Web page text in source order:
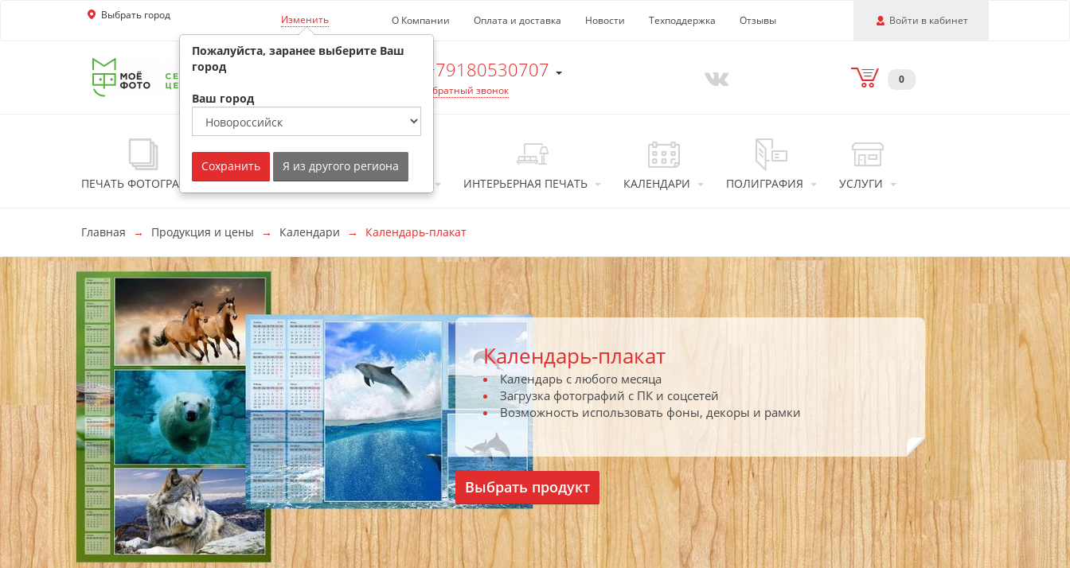
Перейти к основной информации
Выбрать город Изменить О Компании Оплата и доставка Новости Техподдержка Отзывы Войти в кабинет
+79180530707
Обратный звонок
0
ПЕЧАТЬ ФОТОГРАФИЙ ФОТОКНИГИ ФОТОСУВЕНИРЫ ИНТЕРЬЕРНАЯ ПЕЧАТЬ КАЛЕНДАРИ ПОЛИГРАФИЯ УСЛУГИ
Главная Продукция и цены Календари Календарь-плакат
Календарь-плакат
Календарь с любого месяца
Загрузка фотографий с ПК и соцсетей
Возможность использовать фоны, декоры и рамки
Выбрать продукт
Пожалуйста, заранее выберите Ваш
город
Ваш город
Сохранить Я из другого региона